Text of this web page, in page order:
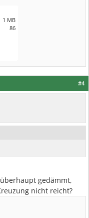
1 MB
86
#4
gedämmt,
nicht reicht?